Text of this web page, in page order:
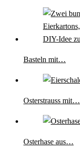
Basteln mit…
Osterstrauss mit…
Osterhase aus…